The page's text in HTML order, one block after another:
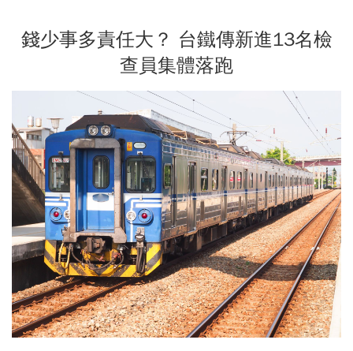
錢少事多責任大？ 台鐵傳新進13名檢
查員集體落跑